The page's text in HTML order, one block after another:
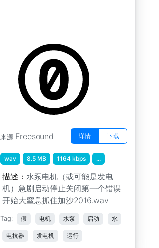
来源 Freesound 详情 下载
wav 8.5 MB 1164 kbps ...
描述： 水泵电机（或可能是发电
机）急剧启动停止关闭第一个错误
开始大窒息抓住加沙2016.wav
Tag: 假 电机 水泵 启动 水
电抗器 发电机 运行